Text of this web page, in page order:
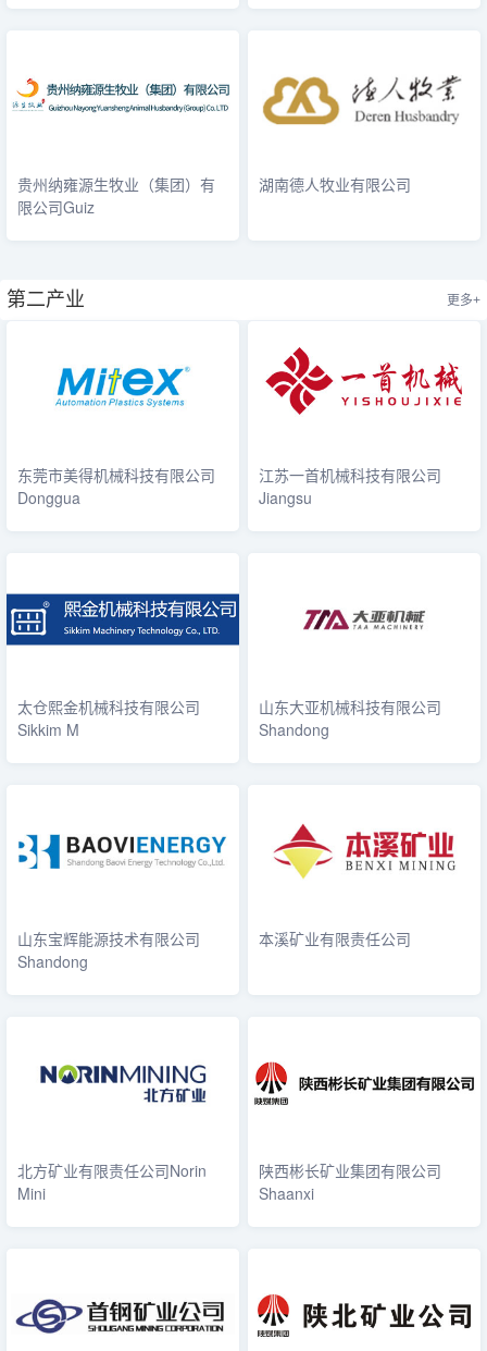
贵州纳雍源生牧业（集团）有
限公司Guiz
湖南德人牧业有限公司
第二产业 更多+
东莞市美得机械科技有限公司
Donggua
江苏一首机械科技有限公司
Jiangsu
太仓熙金机械科技有限公司
Sikkim M
山东大亚机械科技有限公司
Shandong
山东宝辉能源技术有限公司
Shandong
本溪矿业有限责任公司
北方矿业有限责任公司Norin
Mini
陕西彬长矿业集团有限公司
Shaanxi